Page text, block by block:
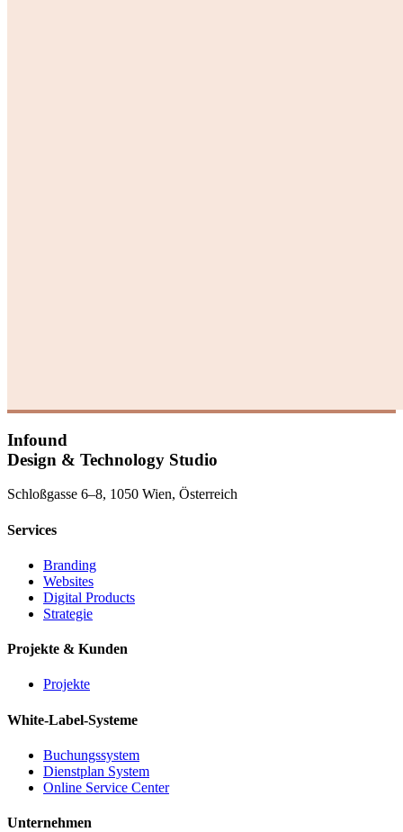
Infound
Design & Technology Studio
Schloßgasse 6–8, 1050 Wien, Österreich
Services
Branding
Websites
Digital Products
Strategie
Projekte & Kunden
Projekte
White-Label-Systeme
Buchungssystem
Dienstplan System
Online Service Center
Unternehmen